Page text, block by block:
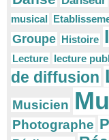
musical
Groupe Histoire
Lecture lecture
de diffusion
Musicien
Photographe